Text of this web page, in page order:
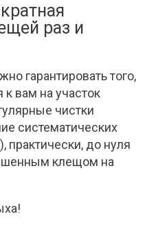
раз и
гарантировать того,
к вам на участок
чистки
систематических
практически, до нуля
клещом на